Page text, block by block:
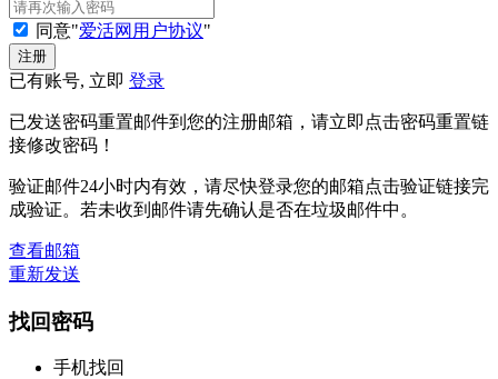
同意"爱活网用户协议"
已有账号, 立即 登录
已发送密码重置邮件到您的注册邮箱，请立即点击密码重置链
接修改密码！
验证邮件24小时内有效，请尽快登录您的邮箱点击验证链接完
成验证。若未收到邮件请先确认是否在垃圾邮件中。
查看邮箱
重新发送
找回密码
手机找回